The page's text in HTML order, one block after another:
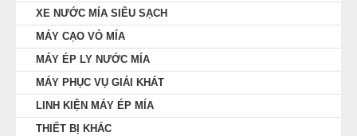
XE NƯỚC MÍA SIÊU SẠCH
MÁY CẠO VỎ MÍA
MÁY ÉP LY NƯỚC MÍA
MÁY PHỤC VỤ GIẢI KHÁT
LINH KIỆN MÁY ÉP MÍA
THIẾT BỊ KHÁC